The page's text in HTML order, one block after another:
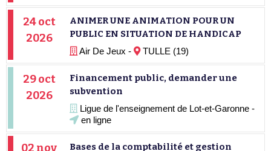
24 oct
2026
ANIMER UNE ANIMATION POUR UN
PUBLIC EN SITUATION DE HANDICAP
Air De Jeux - TULLE (19)
29 oct
2026
Financement public, demander une
subvention
Ligue de l'enseignement de Lot-et-Garonne -
en ligne
02 nov Bases de la comptabilité et gestion